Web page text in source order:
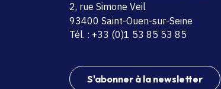
adresse
2, rue Simone Veil
code postal et commune
93400 Saint-Ouen-sur-Seine
Tél. : +33 (0)1 53 85 53 85
S'abonner à la newsletter